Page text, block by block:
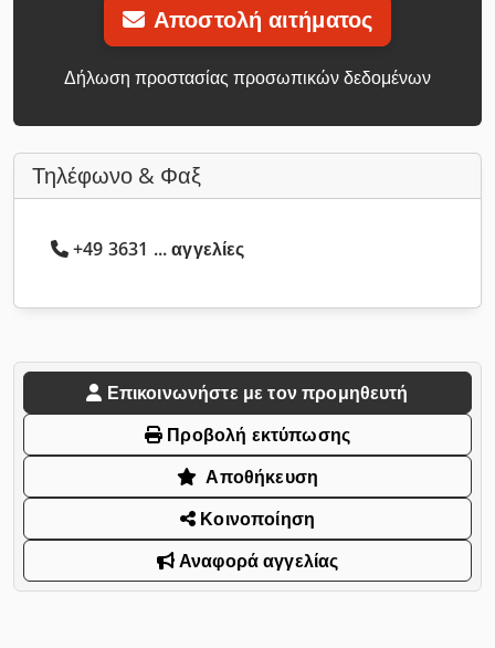
Αποστολή αιτήματος
Δήλωση προστασίας προσωπικών δεδομένων
Τηλέφωνο & Φαξ
+49 3631 ... αγγελίες
Επικοινωνήστε με τον προμηθευτή
Προβολή εκτύπωσης
Αποθήκευση
Κοινοποίηση
Αναφορά αγγελίας